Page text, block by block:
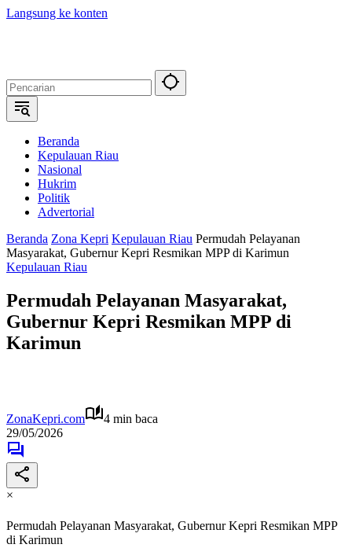
Langsung ke konten
Beranda
Kepulauan Riau
Nasional
Hukrim
Politik
Advertorial
Beranda Zona Kepri Kepulauan Riau Permudah Pelayanan
Masyarakat, Gubernur Kepri Resmikan MPP di Karimun
Kepulauan Riau
Permudah Pelayanan Masyarakat,
Gubernur Kepri Resmikan MPP di
Karimun
ZonaKepri.com
4 min baca
29/05/2026
×
Permudah Pelayanan Masyarakat, Gubernur Kepri Resmikan MPP
di Karimun